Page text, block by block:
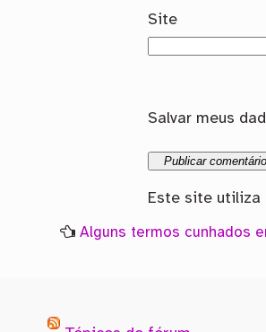
Site
Salvar meus
Este site utiliza
Alguns termos cunhados